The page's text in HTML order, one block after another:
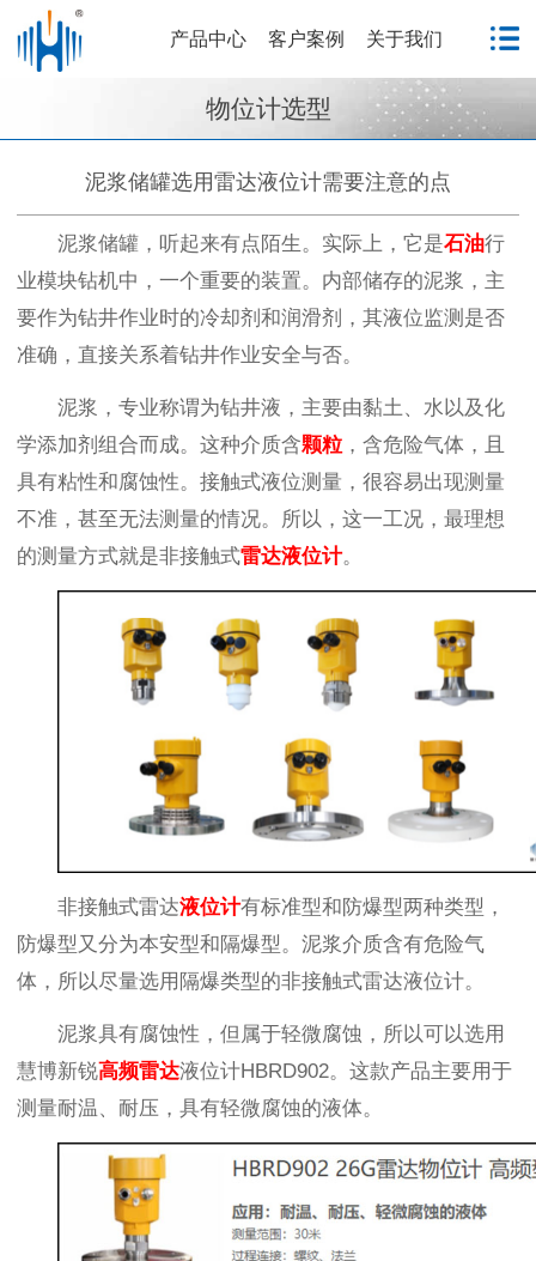
产品中心 客户案例 关于我们
物位计选型
泥浆储罐选用雷达液位计需要注意的点
泥浆储罐，听起来有点陌生。实际上，它是石油行
业模块钻机中，一个重要的装置。内部储存的泥浆，主
要作为钻井作业时的冷却剂和润滑剂，其液位监测是否
准确，直接关系着钻井作业安全与否。
泥浆，专业称谓为钻井液，主要由黏土、水以及化
学添加剂组合而成。这种介质含颗粒 ，含危险气体，且
具有粘性和腐蚀性。接触式液位测量，很容易出现测量
不准，甚至无法测量的情况。所以，这一工况，最理想
的测量方式就是非接触式雷达液位计。
非接触式雷达液位计有标准型和防爆型两种类型，
防爆型又分为本安型和隔爆型。泥浆介质含有危险气
体，所以尽量选用隔爆类型的非接触式雷达液位计。
泥浆具有腐蚀性，但属于轻微腐蚀，所以可以选用
慧博新锐高频雷达液位计HBRD902。这款产品主要用于
测量耐温、耐压，具有轻微腐蚀的液体。